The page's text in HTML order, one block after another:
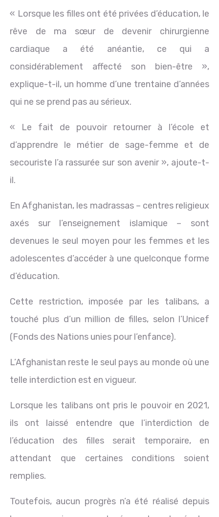
« Lorsque les filles ont été privées d’éducation, le
rêve de ma sœur de devenir chirurgienne
cardiaque a été anéantie, ce qui a
considérablement affecté son bien-être »,
explique-t-il, un homme d’une trentaine d’années
qui ne se prend pas au sérieux.
« Le fait de pouvoir retourner à l’école et
d’apprendre le métier de sage-femme et de
secouriste l’a rassurée sur son avenir », ajoute-t-
il.
En Afghanistan, les madrassas – centres religieux
axés sur l’enseignement islamique – sont
devenues le seul moyen pour les femmes et les
adolescentes d’accéder à une quelconque forme
d’éducation.
Cette restriction, imposée par les talibans, a
touché plus d’un million de filles, selon l’Unicef
(Fonds des Nations unies pour l’enfance).
L’Afghanistan reste le seul pays au monde où une
telle interdiction est en vigueur.
Lorsque les talibans ont pris le pouvoir en 2021,
ils ont laissé entendre que l’interdiction de
l’éducation des filles serait temporaire, en
attendant que certaines conditions soient
remplies.
Toutefois, aucun progrès n’a été réalisé depuis